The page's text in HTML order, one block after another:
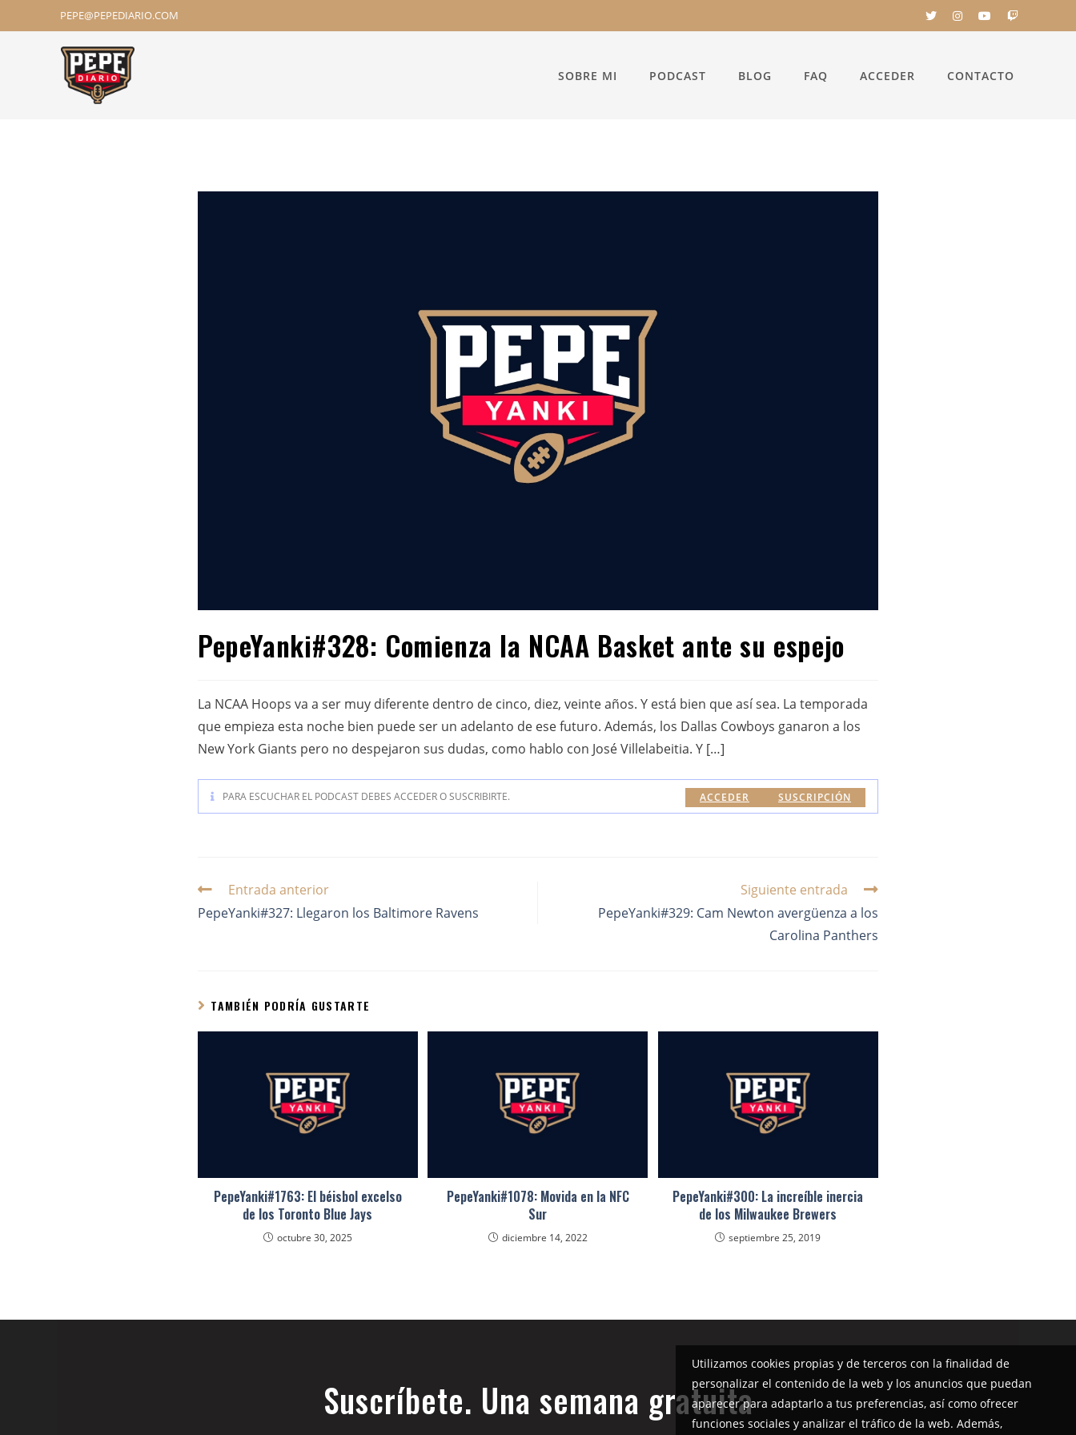
PEPE@PEPEDIARIO.COM
SOBRE MI PODCAST BLOG FAQ ACCEDER CONTACTO
PepeYanki#328: Comienza la NCAA Basket ante su espejo
La NCAA Hoops va a ser muy diferente dentro de cinco, diez, veinte años. Y está bien que así sea. La temporada
que empieza esta noche bien puede ser un adelanto de ese futuro. Además, los Dallas Cowboys ganaron a los
New York Giants pero no despejaron sus dudas, como hablo con José Villelabeitia. Y […]
PARA ESCUCHAR EL PODCAST DEBES ACCEDER O SUSCRIBIRTE. SUSCRIPCIÓN
ACCEDER
Entrada anterior
PepeYanki#327: Llegaron los Baltimore Ravens
Siguiente entrada
PepeYanki#329: Cam Newton avergüenza a los
Carolina Panthers
TAMBIÉN PODRÍA GUSTARTE
PepeYanki#1763: El béisbol excelso
de los Toronto Blue Jays
octubre 30, 2025
PepeYanki#1078: Movida en la NFC
Sur
diciembre 14, 2022
PepeYanki#300: La increíble inercia
de los Milwaukee Brewers
septiembre 25, 2019
Suscríbete. Una semana gratuita
Utilizamos cookies propias y de terceros con la finalidad de
personalizar el contenido de la web y los anuncios que puedan
aparecer para adaptarlo a tus preferencias, así como ofrecer
funciones sociales y analizar el tráfico de la web. Además,